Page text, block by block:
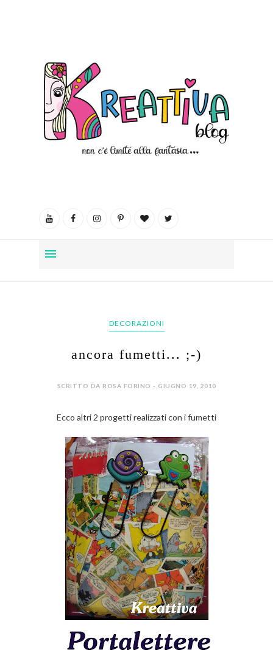
DECORAZIONI
ancora fumetti... ;-)
SCRITTO DA ROSA FORINO - GIUGNO 19, 2010
Ecco altri 2 progetti realizzati con i fumetti